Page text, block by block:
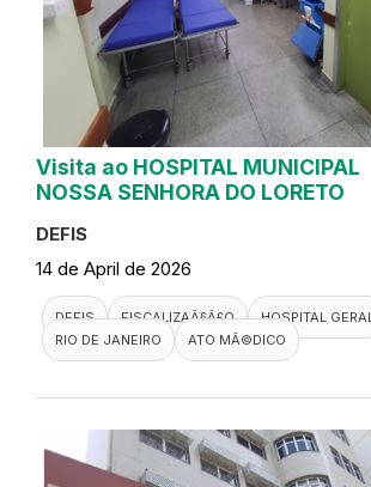
Visita ao HOSPITAL MUNICIPAL
NOSSA SENHORA DO LORETO
DEFIS
14 de April de 2026
DEFIS FISCALIZAÃ§Ã£O
HOSPITAL GERAL
RIO DE JANEIRO
ATO MÃ©DICO